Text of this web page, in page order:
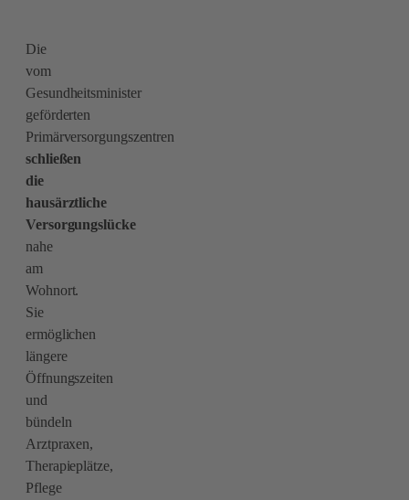
Die
vom
Gesundheitsminister
geförderten
Primärversorgungszentren
schließen
die
hausärztliche
Versorgungslücke
nahe
am
Wohnort.
Sie
ermöglichen
längere
Öffnungszeiten
und
bündeln
Arztpraxen,
Therapieplätze,
Pflege